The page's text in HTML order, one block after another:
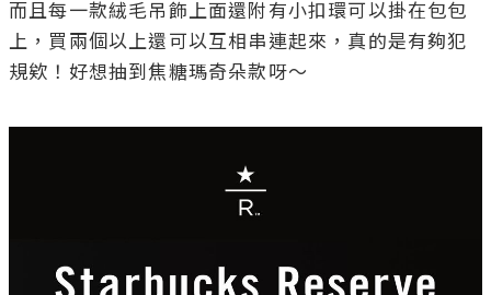
而且每一款絨毛吊飾上面還附有小扣環可以掛在包包
上，買兩個以上還可以互相串連起來，真的是有夠犯
規欸！好想抽到焦糖瑪奇朵款呀～